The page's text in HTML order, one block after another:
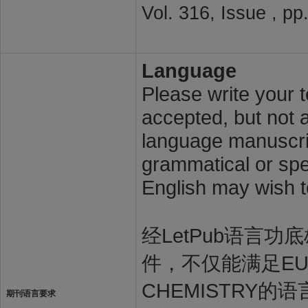
Vol. 316, Issue ,
期刊语言要求
Language
Please write your
accepted, but not
language
grammatical or
English may wish
经LetPub语言功
件，不仅能满足
CHEMISTRY的语